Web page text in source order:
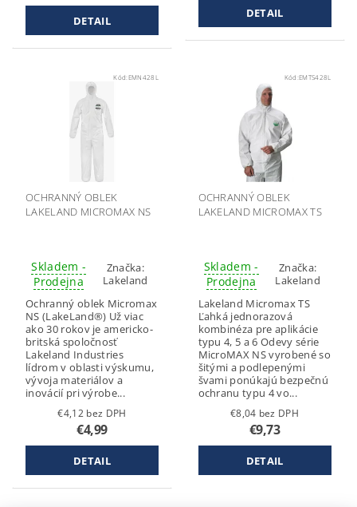
DETAIL
DETAIL
Kód:EMN428L
OCHRANNÝ OBLEK
LAKELAND MICROMAX NS
Skladem -
Prodejna
Značka:
Lakeland
Ochranný oblek Micromax
NS (LakeLand®) Už viac
ako 30 rokov je americko-
britská spoločnosť
Lakeland Industries
lídrom v oblasti výskumu,
vývoja materiálov a
inovácií pri výrobe...
€4,12 bez DPH
€4,99
DETAIL
Kód:EMTS428L
OCHRANNÝ OBLEK
LAKELAND MICROMAX TS
Skladem -
Prodejna
Značka:
Lakeland
Lakeland Micromax TS
Ľahká jednorazová
kombinéza pre aplikácie
typu 4, 5 a 6 Odevy série
MicroMAX NS vyrobené so
šitými a podlepenými
švami ponúkajú bezpečnú
ochranu typu 4 vo...
€8,04 bez DPH
€9,73
DETAIL